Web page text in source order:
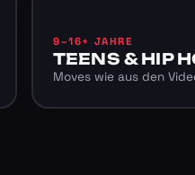
9–16+ JAHRE
TEENS & HIP
Moves wie aus den